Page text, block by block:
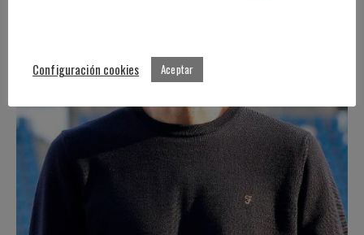
Configuración cookies Aceptar